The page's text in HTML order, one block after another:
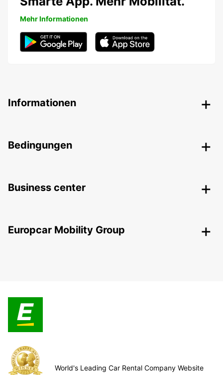
Mehr Informationen
Informationen
Bedingungen
Business center
Europcar Mobility Group
World's Leading Car Rental Company Website